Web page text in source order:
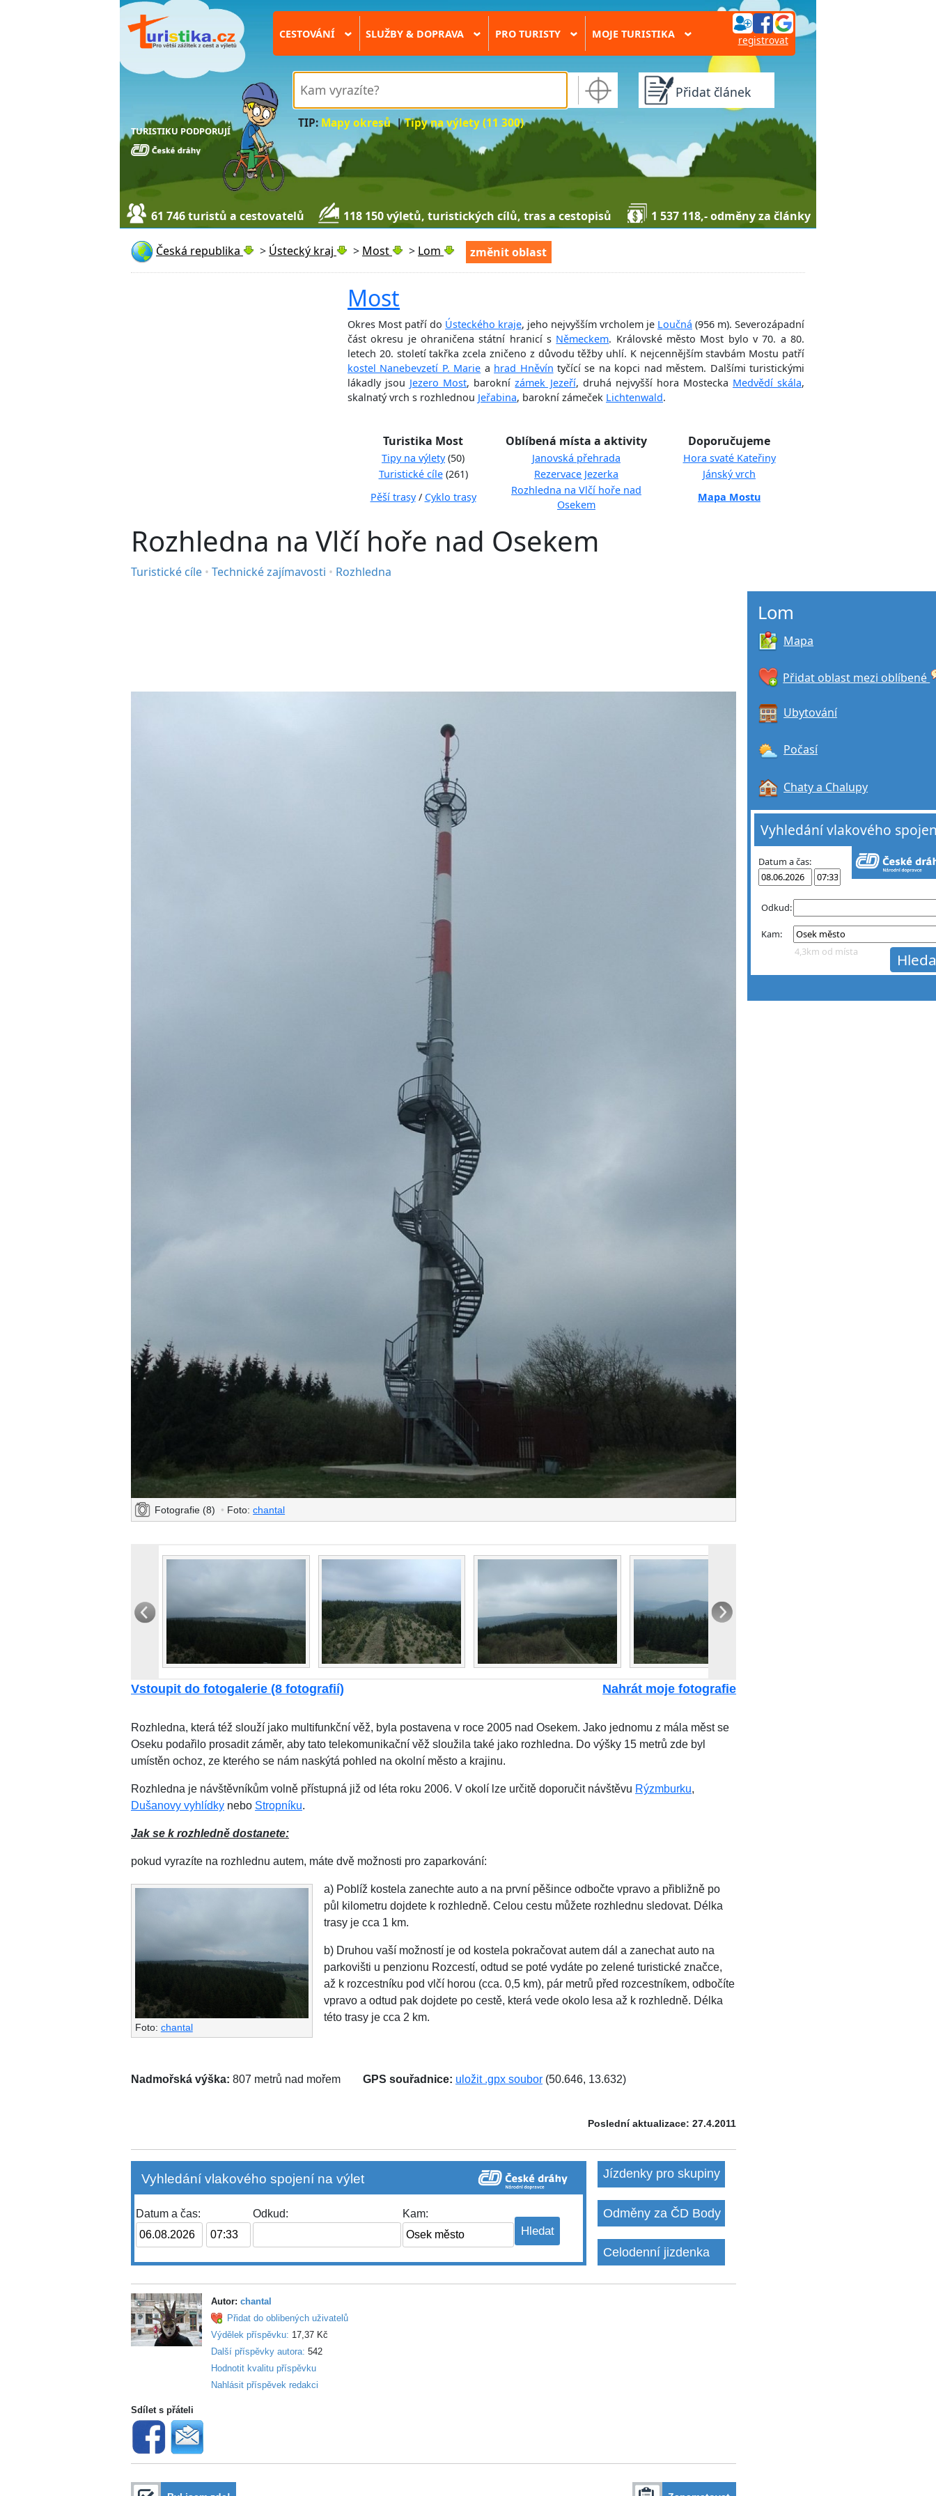
TURISTIKU PODPORUJÍ
CESTOVÁNÍ › SLUŽBY & DOPRAVA › PRO TURISTY › MOJE TURISTIKA › registrovat
TIP: Mapy okresů|Tipy na výlety (11 300)
Přidat článek
61 746 turistů a cestovatelů 118 150 výletů, turistických cílů, tras a cestopisů 1 537 118,- odměny za články
Česká republika > Ústecký kraj > Most > Lom změnit oblast
Most
Okres Most patří do Ústeckého kraje, jeho nejvyšším vrcholem je Loučná (956 m). Severozápadní
část okresu je ohraničena státní hranicí s Německem. Královské město Most bylo v 70. a 80.
letech 20. století takřka zcela zničeno z důvodu těžby uhlí. K nejcennějším stavbám Mostu patří
kostel Nanebevzetí P. Marie a hrad Hněvín tyčící se na kopci nad městem. Dalšími turistickými
lákadly jsou Jezero Most, baroknízámek Jezeří, druhá nejvyšší hora Mostecka Medvědí skála,
skalnatý vrch s rozhlednou Jeřabina, barokní zámeček Lichtenwald.
Turistika Most Oblíbená místa a aktivity Doporučujeme
Tipy na výlety(50) Janovská přehrada
Hora svaté Kateřiny
Turistické cíle(261) Rezervace Jezerka
Jánský vrch
Pěší trasy/ Cyklo trasy
Rozhledna na Vlčí hoře nad
Osekem
Mapa Mostu
Rozhledna na Vlčí hoře nad Osekem
Turistické cíle • Technické zajímavosti • Rozhledna
Fotografie (8) • Foto:chantal
Nahrát moje fotografie
Vstoupit do fotogalerie (8 fotografií)
Rozhledna, která též slouží jako multifunkční věž, byla postavena v roce 2005 nad Osekem. Jako jednomu z mála měst se
Oseku podařilo prosadit záměr, aby tato telekomunikační věž sloužila také jako rozhledna. Do výšky 15 metrů zde byl
umístěn ochoz, ze kterého se nám naskýtá pohled na okolní město a krajinu.
Rozhledna je návštěvníkům volně přístupná již od léta roku 2006. V okolí lze určitě doporučit návštěvu Rýzmburku,
Dušanovy vyhlídky nebo Stropníku.
Jak se k rozhledně dostanete:
pokud vyrazíte na rozhlednu autem, máte dvě možnosti pro zaparkování:
Foto: chantal
a) Poblíž kostela zanechte auto a na první pěšince odbočte vpravo a přibližně po
půl kilometru dojdete k rozhledně. Celou cestu můžete rozhlednu sledovat. Délka
trasy je cca 1 km.
b) Druhou vaší možností je od kostela pokračovat autem dál a zanechat auto na
parkovišti u penzionu Rozcestí, odtud se poté vydáte po zelené turistické značce,
až k rozcestníku pod vlčí horou (cca. 0,5 km), pár metrů před rozcestníkem, odbočíte
vpravo a odtud pak dojdete po cestě, která vede okolo lesa až k rozhledně. Délka
této trasy je cca 2 km.
Nadmořská výška: 807 metrů nad mořem GPS souřadnice: uložit .gpx soubor (50.646, 13.632)
Poslední aktualizace: 27.4.2011
Vyhledání vlakového spojení na výlet
Datum a čas: Odkud: Kam:
Jízdenky pro skupiny
Odměny za ČD Body
Celodenní jizdenka
Autor:chantal
Přidat do oblibených uživatelů
Výdělek příspěvku: 17,37 Kč
Další příspěvky autora: 542
Hodnotit kvalitu příspěvku
Nahlásit příspěvek redakci
Sdílet s přáteli
Lom
Mapa
Přidat oblast mezi oblíbené
Ubytování
Počasí
Chaty a Chalupy
Vyhledání vlakového
Datum a čas:
Odkud:
Kam:
4,3km od místa